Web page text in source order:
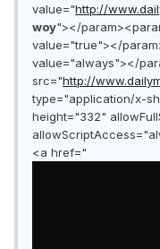
value="http://
woy"></
value="true"></
value="always"></
src="http://
type="application/x-
height="332"
<a href="